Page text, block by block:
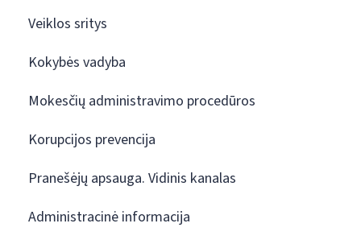
Veiklos sritys
Kokybės vadyba
Mokesčių administravimo procedūros
Korupcijos prevencija
Pranešėjų apsauga. Vidinis kanalas
Administracinė informacija